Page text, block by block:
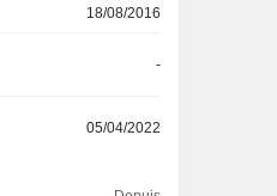
18/08/2016
-
05/04/2022